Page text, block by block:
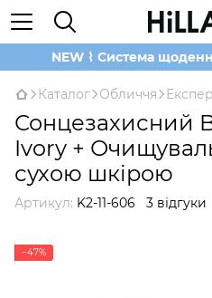
NEW ⌇ Система
Каталог Обличчя
Сонцезахисний
Ivory +
сухою шкірою
Артикул: K2-11-606 3 відгуки
−47%